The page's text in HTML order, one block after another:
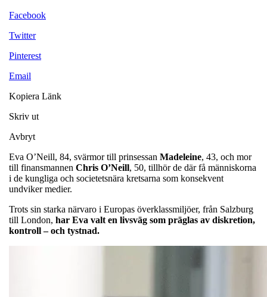
Facebook
Twitter
Pinterest
Email
Kopiera Länk
Skriv ut
Avbryt
Eva O’Neill, 84, svärmor till prinsessan Madeleine, 43, och mor
till finansmannen Chris O’Neill, 50, tillhör de där få människorna
i de kungliga och societetsnära kretsarna som konsekvent
undviker medier.
Trots sin starka närvaro i Europas överklassmiljöer, från Salzburg
till London, har Eva valt en livsväg som präglas av diskretion,
kontroll – och tystnad.